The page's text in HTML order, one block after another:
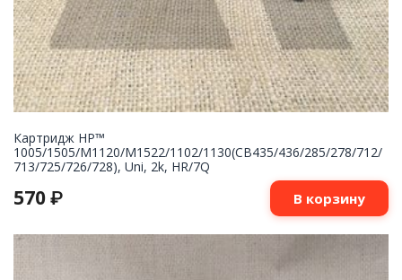
Картридж НР™
1005/1505/M1120/M1522/1102/1130(CB435/436/285/278/712/
713/725/726/728), Uni, 2k, HR/7Q
570 ₽ В корзину